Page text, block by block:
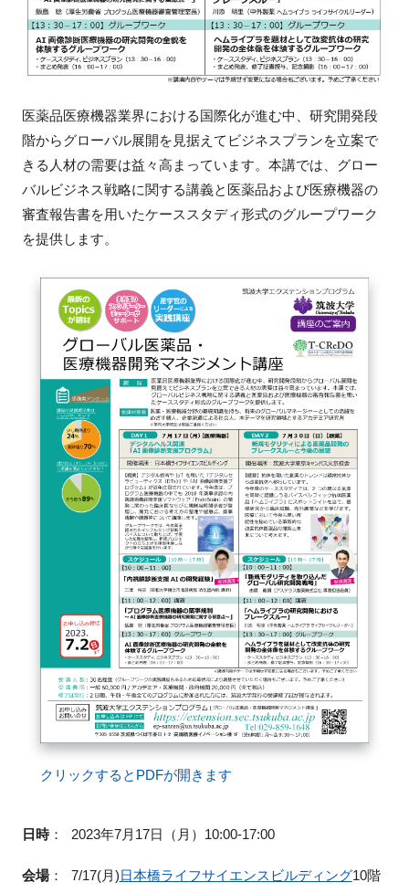
特別会員
FAQ
イベントお知らせメール登録
閉じる
医薬品医療機器業界における国際化が進む中、研究開発段
階からグローバル展開を見据えてビジネスプランを立案で
きる人材の需要は益々高まっています。本講では、グロー
バルビジネス戦略に関する講義と医薬品および医療機器の
審査報告書を用いたケーススタディ形式のグループワーク
を提供します。
クリックするとPDFが開きます
日時： 2023年7月17日（月）10:00-17:00
会場： 7/17(月)日本橋ライフサイエンスビルディング10階